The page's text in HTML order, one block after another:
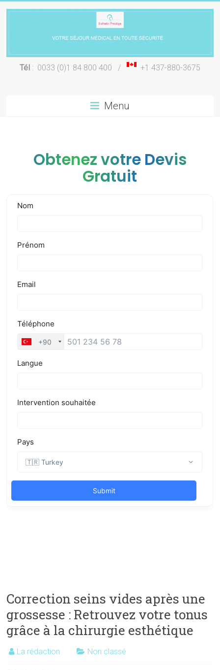
Chirurgie
Tél: 0033 (0)1 84 800 400 / +1 437-880-3675
Menu
Obtenez votre Devis
Gratuit
Correction seins vides après une
grossesse : Retrouvez votre tonus
grâce à la chirurgie esthétique
La rédaction Non classé